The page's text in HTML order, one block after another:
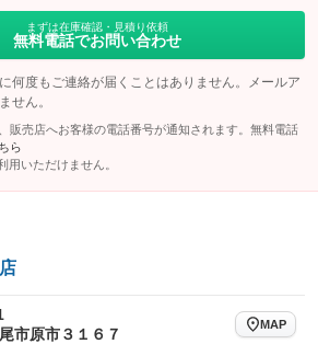
まずは在庫確認・見積り依頼
無料電話でお問い合わせ
何度もご連絡が届くことはありません。メールア
せん。
販売店へお客様の電話番号が通知されます。無料電話
ら
用いただけません。
市原市３１６７
MAP